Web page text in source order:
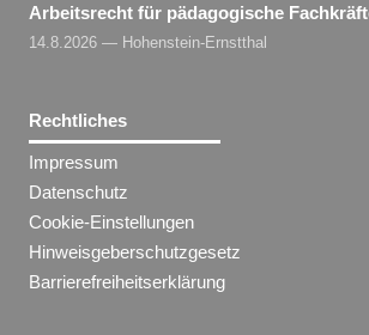
Arbeitsrecht für pädagogische
14.8.2026 — Hohenstein-Ernstthal
Rechtliches
Impressum
Datenschutz
Cookie-Einstellungen
Hinweisgeberschutzgesetz
Barrierefreiheitserklärung